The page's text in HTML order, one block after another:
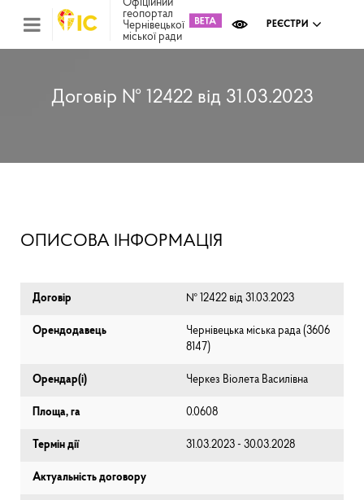
Офіційний
геопортал
Чернівецької
міської ради
РЕЄСТРИ
Договір № 12422 від 31.03.2023
ОПИСОВА ІНФОРМАЦІЯ
Договір № 12422 від 31.03.2023
Орендодавець
Чернівецька міська рада (⁨3606
8147⁩)
Орендар(і) Черкез Віолета Василівна
Площа, га 0.0608
Термін дії 31.03.2023 - 30.03.2028
Актуальність договору